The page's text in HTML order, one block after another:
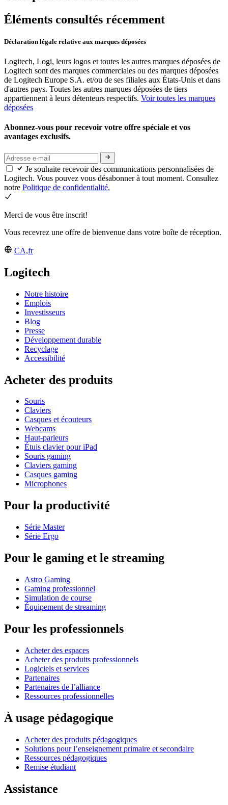
Éléments consultés récemment
Déclaration légale relative aux marques déposées
Logitech, Logi, leurs logos et toutes les autres marques déposées de
Logitech sont des marques commerciales ou des marques déposées
de Logitech Europe S.A. et/ou de ses filiales aux États-Unis et dans
d'autres pays. Toutes les autres marques déposées de tiers
appartiennent à leurs détenteurs respectifs. Voir toutes les marques
déposées
Abonnez-vous pour recevoir votre offre spéciale et vos
avantages exclusifs.
Je souhaite recevoir des communications personnalisées de
Logitech. Vous pouvez vous désabonner à tout moment. Consultez
notre Politique de confidentialité.
Merci de vous être inscrit!
Vous recevrez une offre de bienvenue dans votre boîte de réception.
CA,fr
Logitech
Notre histoire
Emplois
Investisseurs
Blog
Presse
Développement durable
Recyclage
Accessibilité
Acheter des produits
Souris
Claviers
Casques et écouteurs
Webcams
Haut-parleurs
Étuis clavier pour iPad
Souris gaming
Claviers gaming
Casques gaming
Microphones
Pour la productivité
Série Master
Série Ergo
Pour le gaming et le streaming
Astro Gaming
Gaming professionnel
Simulation de course
Équipement de streaming
Pour les professionnels
Acheter des espaces
Acheter des produits professionnels
Logiciels et services
Partenaires
Partenaires de l’alliance
Ressources professionnelles
À usage pédagogique
Acheter des produits pédagogiques
Solutions pour l’enseignement primaire et secondaire
Ressources pédagogiques
Remise étudiant
Assistance